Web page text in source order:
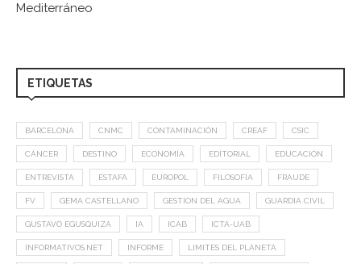
Mediterráneo
ETIQUETAS
BARCELONA CNMC CONTAMINACIÓN CREAF CSIC
CÁNCER DESTINO ECONOMÍA EDITORIAL EDUCACIÓN
ENTREVISTA ESTAFA EUROPOL FILOSOFÍA FRAUDE
FV GEMA CASTELLANO GESTION DEL AGUA GUARDIA CIVIL
GUSTAVO EGUSQUIZA IA ICAB ICTA-UAB
INFORMATIVOS.NET INFORME LIMITES DEL PLANETA